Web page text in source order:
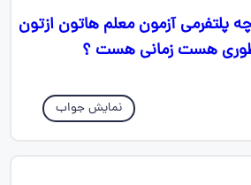
پلتفرمی آزمون معلم هاتون ازتون
طوری هست زمانی هست ؟
نمایش جواب